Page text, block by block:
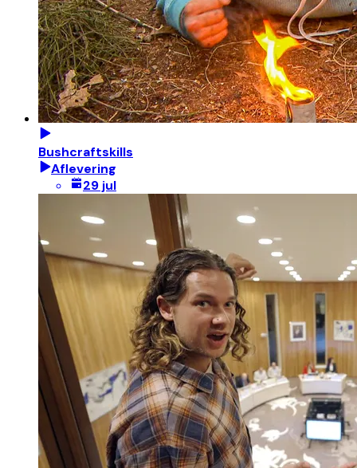
Bushcraftskills
Aflevering
29 jul